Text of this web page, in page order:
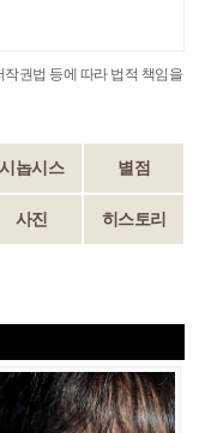
작권법 등에 따라 법적 책임을
시놉시스 별점
사진 히스토리